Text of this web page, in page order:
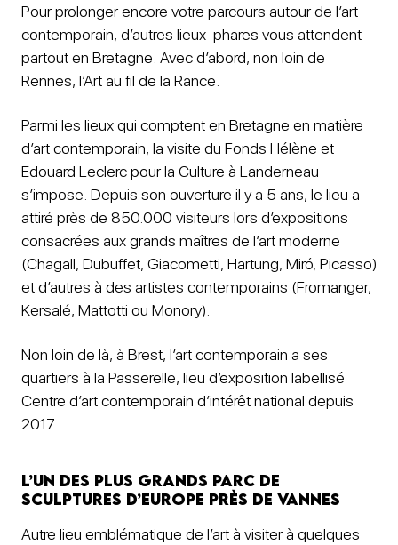
Pour prolonger encore votre parcours autour de l’art
contemporain, d’autres lieux-phares vous attendent
partout en Bretagne. Avec d’abord, non loin de
Rennes, l’Art au fil de la Rance.
Parmi les lieux qui comptent en Bretagne en matière
d’art contemporain, la visite du Fonds Hélène et
Edouard Leclerc pour la Culture à Landerneau
s’impose. Depuis son ouverture il y a 5 ans, le lieu a
attiré près de 850.000 visiteurs lors d’expositions
consacrées aux grands maîtres de l’art moderne
(Chagall, Dubuffet, Giacometti, Hartung, Miró, Picasso)
et d’autres à des artistes contemporains (Fromanger,
Kersalé, Mattotti ou Monory).
Non loin de là, à Brest, l’art contemporain a ses
quartiers à la Passerelle, lieu d’exposition labellisé
Centre d’art contemporain d’intérêt national depuis
2017.
L’un des plus grands parc de
sculptures d’Europe près de Vannes
Autre lieu emblématique de l’art à visiter à quelques